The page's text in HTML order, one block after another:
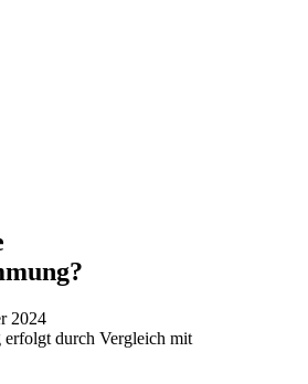
2024
durch Vergleich mit